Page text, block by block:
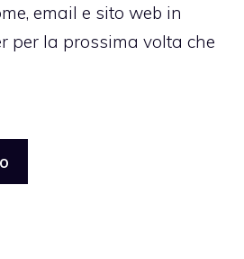
email e sito web in
per la prossima volta che